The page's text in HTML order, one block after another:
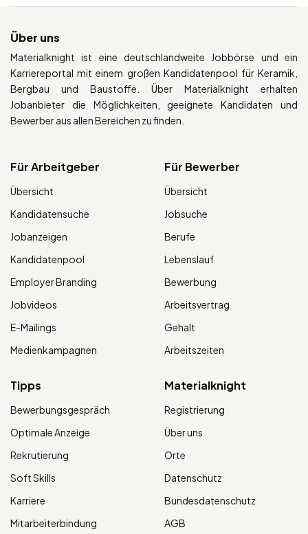
Über uns
Materialknight ist eine deutschlandweite Jobbörse und ein
Karriereportal mit einem großen Kandidatenpool für Keramik,
Bergbau und Baustoffe. Über Materialknight erhalten
Jobanbieter die Möglichkeiten, geeignete Kandidaten und
Bewerber aus allen Bereichen zu finden.
Für Arbeitgeber
Übersicht
Kandidatensuche
Jobanzeigen
Kandidatenpool
Employer Branding
Jobvideos
E-Mailings
Medienkampagnen
Für Bewerber
Übersicht
Jobsuche
Berufe
Lebenslauf
Bewerbung
Arbeitsvertrag
Gehalt
Arbeitszeiten
Tipps
Bewerbungsgespräch
Optimale Anzeige
Rekrutierung
Soft Skills
Karriere
Mitarbeiterbindung
Materialknight
Registrierung
Über uns
Orte
Datenschutz
Bundesdatenschutz
AGB